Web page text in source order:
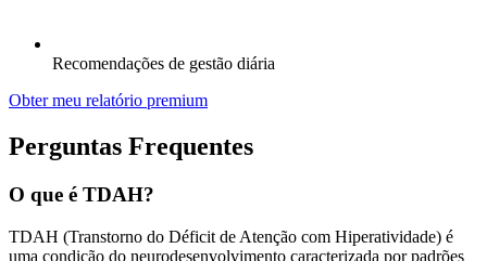
Recomendações de gestão diária
Obter meu relatório premium
Perguntas Frequentes
O que é TDAH?
TDAH (Transtorno do Déficit de Atenção com Hiperatividade) é
uma condição do neurodesenvolvimento caracterizada por padrões